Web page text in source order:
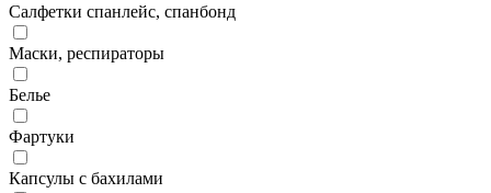
Салфетки спанлейс, спанбонд
Маски, респираторы
Белье
Фартуки
Капсулы с бахилами